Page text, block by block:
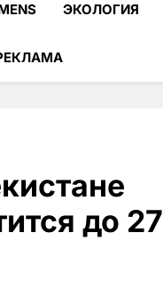
ЭКОЛОГИЯ
до 27